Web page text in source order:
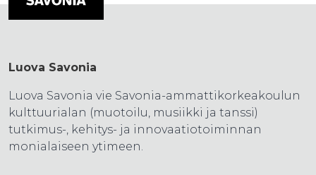
Luova Savonia
Luova Savonia vie Savonia-ammattikorkeakoulun
kulttuurialan (muotoilu, musiikki ja tanssi)
tutkimus-, kehitys- ja innovaatiotoiminnan
monialaiseen ytimeen.